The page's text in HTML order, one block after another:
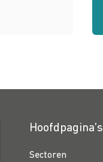
Hoofdpagina’s
Sectoren